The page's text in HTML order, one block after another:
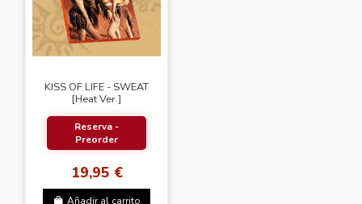
KISS OF LIFE - SWEAT
[Heat Ver.]
Reserva -
Preorder
19,95 €
Añadir al carrito